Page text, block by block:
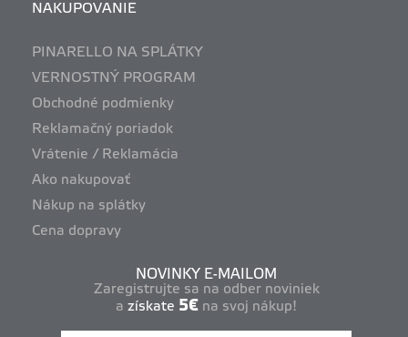
NAKUPOVANIE
PINARELLO NA SPLÁTKY
VERNOSTNÝ PROGRAM
Obchodné podmienky
Reklamačný poriadok
Vrátenie / Reklamácia
Ako nakupovať
Nákup na splátky
Cena dopravy
NOVINKY E-MAILOM
Zaregistrujte sa na odber noviniek
a získate 5€ na svoj nákup!